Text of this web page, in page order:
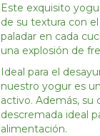
Este exquisito
de su textura con
paladar en cada
una explosión de
Ideal para el
nuestro yogur es
activo. Además, su
descremada ideal
alimentación.